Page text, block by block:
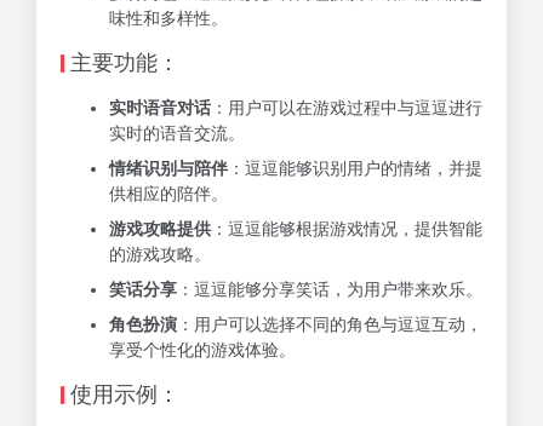
味性和多样性。
主要功能：
实时语音对话 ：用户可以在游戏过程中与逗逗进行
实时的语音交流。
情绪识别与陪伴 ：逗逗能够识别用户的情绪，并提
供相应的陪伴。
游戏攻略提供 ：逗逗能够根据游戏情况，提供智能
的游戏攻略。
笑话分享 ：逗逗能够分享笑话，为用户带来欢乐。
角色扮演 ：用户可以选择不同的角色与逗逗互动，
享受个性化的游戏体验。
使用示例：